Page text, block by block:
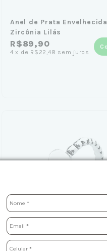
Anel de Prata
Zircônia Lilás
R$89,90
4 x de R$22,48 sem juros